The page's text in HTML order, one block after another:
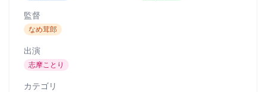
監督
なめ茸郎
出演
志摩ことり
カテゴリ